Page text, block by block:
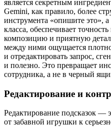
является секретным
Gemini, как правило, более
инструмента «опишите это»,
класса, обеспечивает
композицию и приятную
между ними ощущается
и отредактировать запрос,
и полезно. Это превращает
сотрудника, а не в черный
Редактирование и
Редактирование подсказок —
от забавной игрушки к